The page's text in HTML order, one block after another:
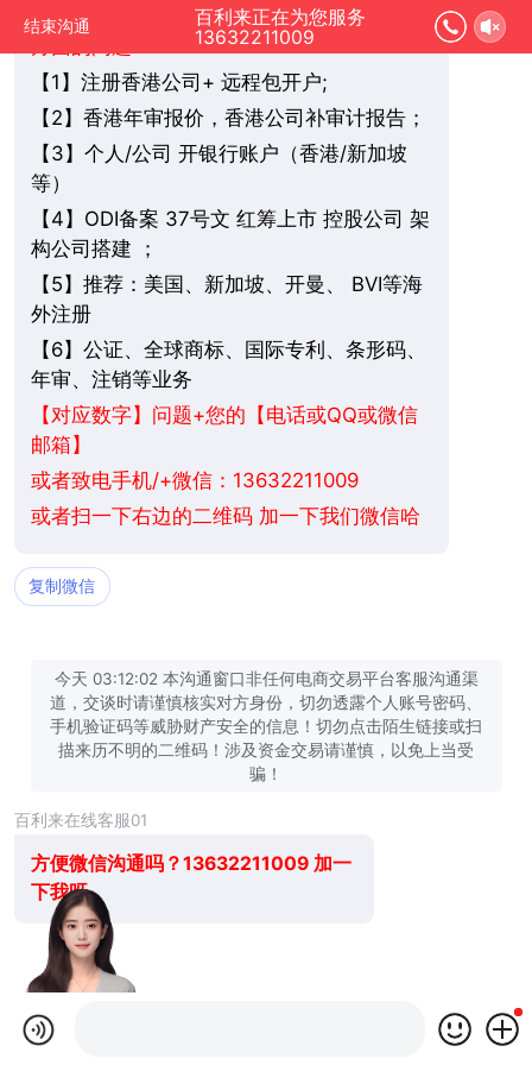
结束沟通
百利来正在为您服务
13632211009
您好，我是在线人工客服，您是想要了解哪
【 1】注册香港公司+ 远程包开户;
【 2】香港年审报价，香港公司补审计报告；
【 3】个人/公司 开银行账户（香港/新加坡
等）
【 4】ODI备案 37号文 红筹上市 控股公司 架
构公司搭建 ；
【 5】推荐：美国、新加坡、 开曼、 BVI等海
外注册
【 6】公证、全球商标、国际专利、条形码、
年审、注销等业务
【对应数字】问题+您的【电话或QQ或微信
邮箱】
或者致电手机/+微信：13632211009
或者扫一下右边的二维码 加一下我们微信哈
复制微信
今天 03:12:02 本沟通窗口非任何电商交易平台客服沟通渠
道，交谈时请谨慎核实对方身份，切勿透露个人账号密码、
手机验证码等威胁财产安全的信息！切勿点击陌生链接或扫
描来历不明的二维码！涉及资金交易请谨慎，以免上当受
骗！
百利来在线客服01
方便微信沟通吗？13632211009 加一
下我呀